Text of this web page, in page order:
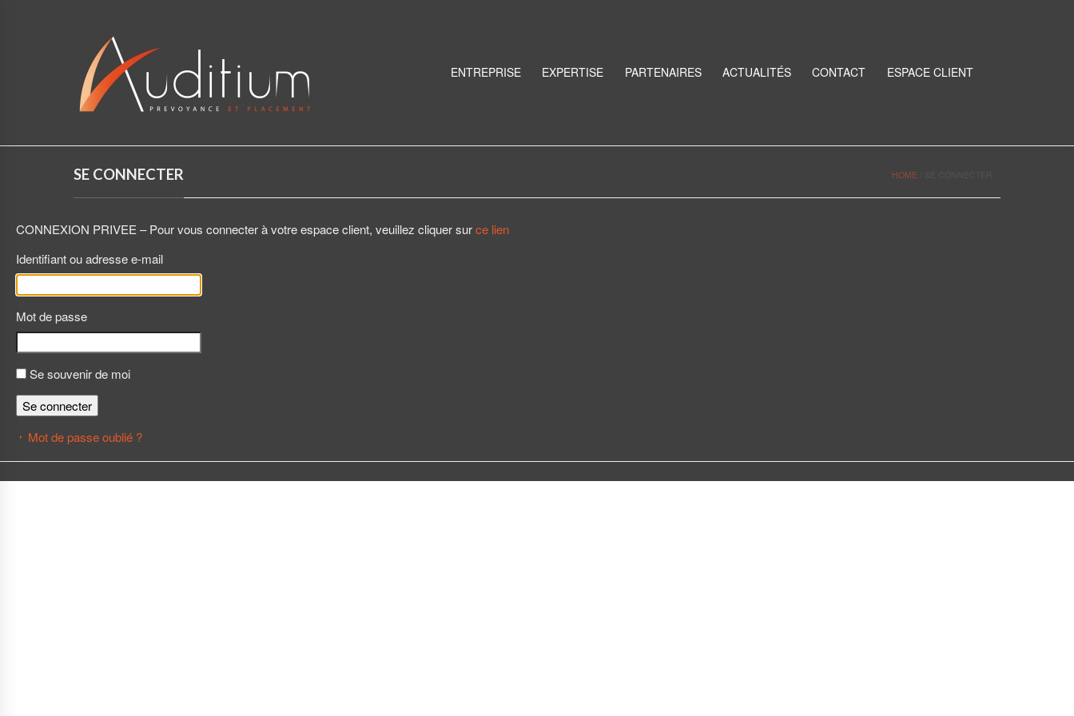
ENTREPRISE EXPERTISE PARTENAIRES ACTUALITÉS CONTACT ESPACE CLIENT
HOME
SE CONNECTER
CONNEXION PRIVEE – Pour vous connecter à votre espace client, veuillez cliquer surce lien
Identifiant ou adresse e-mail
Mot de passe
Se souvenir de moi
Se connecter
Mot de passe oublié ?